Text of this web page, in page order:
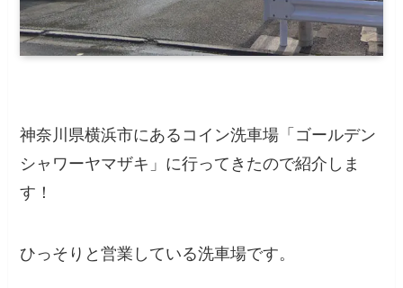
神奈川県横浜市にあるコイン洗車場「ゴールデン
シャワーヤマザキ」に行ってきたので紹介しま
す！
ひっそりと営業している洗車場です。